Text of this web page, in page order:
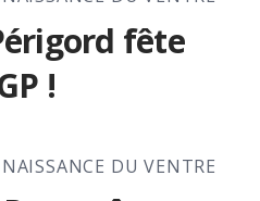
fête
!
DU VENTRE